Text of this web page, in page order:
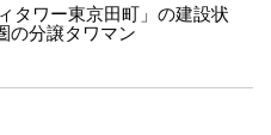
タワー東京田町」の建設状
の分譲タワマン